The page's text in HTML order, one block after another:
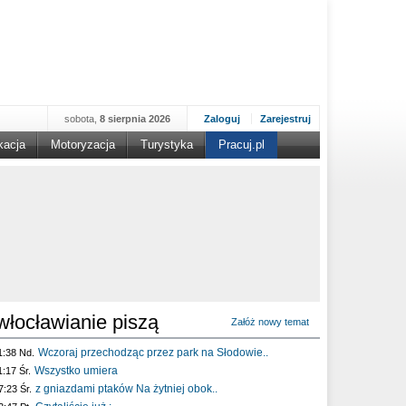
Zaloguj Zarejestruj
sobota, 8 sierpnia 2026
Motoryzacja Turystyka Pracuj.pl
piszą Załóż nowy temat
Nd. Wczoraj przechodząc przez park na Słodowie..
Śr. Wszystko umiera
Śr. z gniazdami ptaków Na żytniej obok..